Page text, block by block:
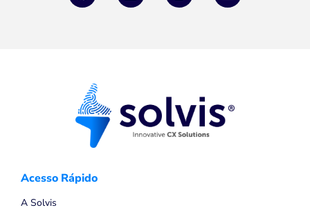
Acesso Rápido
A Solvis